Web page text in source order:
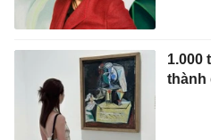
1.000
thành